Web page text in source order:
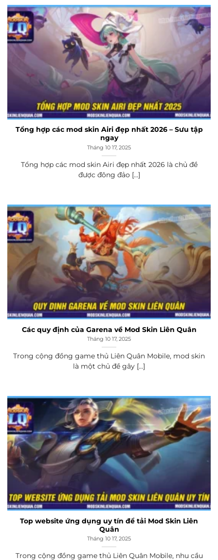
Tổng hợp các mod skin Airi đẹp nhất 2026 – Sưu tập
ngay
Tháng 10 17, 2025
Tổng hợp các mod skin Airi đẹp nhất 2026 là chủ đề
được đông đảo [...]
Các quy định của Garena về Mod Skin Liên Quân
Tháng 10 17, 2025
Trong cộng đồng game thủ Liên Quân Mobile, mod skin
là một chủ đề gây [...]
Top website ứng dụng uy tín để tải Mod Skin Liên
Quân
Tháng 10 17, 2025
Trong cộng đồng game thủ Liên Quân Mobile, nhu cầu